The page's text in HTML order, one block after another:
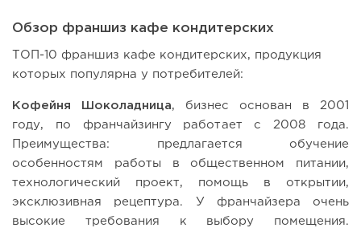
Обзор франшиз кафе кондитерских
ТОП-10 франшиз кафе кондитерских, продукция
которых популярна у потребителей:
Кофейня Шоколадница, бизнес основан в 2001
году, по франчайзингу работает с 2008 года.
Преимущества: предлагается обучение
особенностям работы в общественном питании,
технологический проект, помощь в открытии,
эксклюзивная рецептура. У франчайзера очень
высокие требования к выбору помещения.